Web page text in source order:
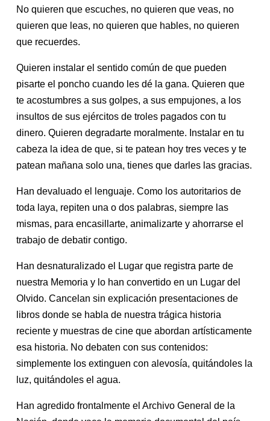
No quieren que escuches, no quieren que veas, no
quieren que leas, no quieren que hables, no quieren
que recuerdes.
Quieren instalar el sentido común de que pueden
pisarte el poncho cuando les dé la gana. Quieren que
te acostumbres a sus golpes, a sus empujones, a los
insultos de sus ejércitos de troles pagados con tu
dinero. Quieren degradarte moralmente. Instalar en tu
cabeza la idea de que, si te patean hoy tres veces y te
patean mañana solo una, tienes que darles las gracias.
Han devaluado el lenguaje. Como los autoritarios de
toda laya, repiten una o dos palabras, siempre las
mismas, para encasillarte, animalizarte y ahorrarse el
trabajo de debatir contigo.
Han desnaturalizado el Lugar que registra parte de
nuestra Memoria y lo han convertido en un Lugar del
Olvido. Cancelan sin explicación presentaciones de
libros donde se habla de nuestra trágica historia
reciente y muestras de cine que abordan artísticamente
esa historia. No debaten con sus contenidos:
simplemente los extinguen con alevosía, quitándoles la
luz, quitándoles el agua.
Han agredido frontalmente el Archivo General de la